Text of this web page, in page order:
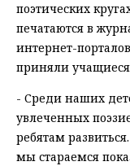
поэтических
печатаются в
интернет-
приняли учащиеся
- Среди наших
увлеченных
ребятам
мы стараемся